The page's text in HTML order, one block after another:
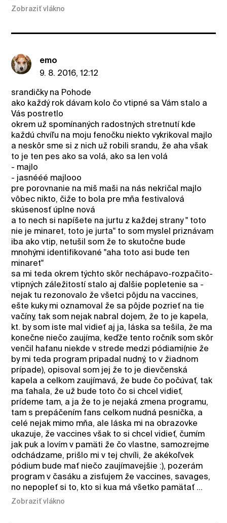
Zobraziť vlákno
emo
9. 8. 2016, 12:12
srandičky na Pohode
ako každý rok dávam kolo čo vtipné sa Vám stalo a
Vás postretlo
okrem už spomínaných radostných stretnutí kde
každú chvíľu na moju fenočku niekto vykrikoval majlo
a neskôr sme si z nich už robili srandu, že aha však
to je ten pes ako sa volá, ako sa len volá
- majlo
- jasnééé majlooo
pre porovnanie na miš maši na nás nekričal majlo
vôbec nikto, čiže to bola pre mňa festivalová
skúsenosť úplne nová
a to nech si napíšete na jurtu z každej strany " toto
nie je minaret, toto je jurta" to som myslel priznávam
iba ako vtip, netušil som že to skutočne bude
mnohými identifikované "aha toto asi bude ten
minaret"
sa mi teda okrem týchto skôr nechápavo-rozpačito-
vtipných záležitostí stalo aj ďalšie popletenie sa -
nejak tu rezonovalo že všetci pôjdu na vaccines,
ešte kuky mi oznamoval že sa pôjde pozrieť na tie
vačíny, tak som nejak nabral dojem, že to je kapela,
kt. by som iste mal vidieť aj ja, láska sa tešila, že ma
konečne niečo zaujíma, keďže tento ročník som skôr
venčil hafanu niekde v strede medzi pódiami(nie že
by mi teda program pripadal nudný, to v žiadnom
prípade), opisoval som jej že to je dievčenská
kapela a celkom zaujímavá, že bude čo počúvať, tak
ma ťahala, že už bude toto čo si chcel vidieť,
prídeme tam, a ja že to je nejaká zmena programu,
tam s prepáčením fans celkom nudná pesnička, a
celé nejak mimo mňa, ale láska mi na obrazovke
ukazuje, že vaccines však to si chcel vidieť, čumím
jak puk a lovím v pamäti že čo vlastne, samozrejme
odchádzame, prišlo mi v tej chvíli, že akékoľvek
pódium bude mať niečo zaujímavejšie :), pozerám
program v časáku a zisťujem že vaccines, savages,
no nepopleť si to, kto si kua má všetko pamätať ...
Zobraziť vlákno